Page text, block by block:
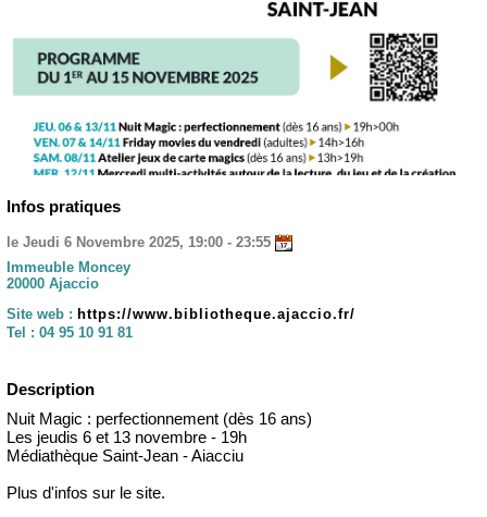
Infos pratiques
le Jeudi 6 Novembre 2025, 19:00 - 23:55
Immeuble Moncey
20000 Ajaccio
Site web : https://www.bibliotheque.ajaccio.fr/
Tel : 04 95 10 91 81
Description
Nuit Magic : perfectionnement (dès 16 ans)
Les jeudis 6 et 13 novembre - 19h
Médiathèque Saint-Jean - Aiacciu
Plus d'infos sur le site.